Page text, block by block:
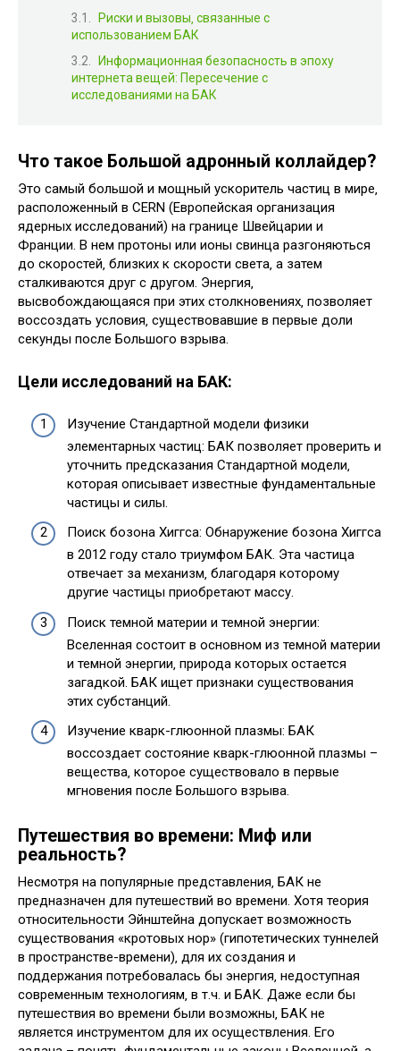
Риски и вызовы‚ связанные с
использованием БАК
Информационная безопасность в эпоху
интернета вещей: Пересечение с
исследованиями на БАК
Что такое Большой адронный коллайдер?
Это самый большой и мощный ускоритель частиц в мире‚
расположенный в CERN (Европейская организация
ядерных исследований) на границе Швейцарии и
Франции. В нем протоны или ионы свинца разгоняються
до скоростей‚ близких к скорости света‚ а затем
сталкиваются друг с другом. Энергия‚
высвобождающаяся при этих столкновениях‚ позволяет
воссоздать условия‚ существовавшие в первые доли
секунды после Большого взрыва.
Цели исследований на БАК:
Изучение Стандартной модели физики
элементарных частиц: БАК позволяет проверить и
уточнить предсказания Стандартной модели‚
которая описывает известные фундаментальные
частицы и силы.
Поиск бозона Хиггса: Обнаружение бозона Хиггса
в 2012 году стало триумфом БАК. Эта частица
отвечает за механизм‚ благодаря которому
другие частицы приобретают массу.
Поиск темной материи и темной энергии:
Вселенная состоит в основном из темной материи
и темной энергии‚ природа которых остается
загадкой. БАК ищет признаки существования
этих субстанций.
Изучение кварк-глюонной плазмы: БАК
воссоздает состояние кварк-глюонной плазмы –
вещества‚ которое существовало в первые
мгновения после Большого взрыва.
Путешествия во времени: Миф или
реальность?
Несмотря на популярные представления‚ БАК не
предназначен для путешествий во времени. Хотя теория
относительности Эйнштейна допускает возможность
существования «кротовых нор» (гипотетических туннелей
в пространстве-времени)‚ для их создания и
поддержания потребовалась бы энергия‚ недоступная
современным технологиям‚ в т.ч. и БАК. Даже если бы
путешествия во времени были возможны‚ БАК не
является инструментом для их осуществления. Его